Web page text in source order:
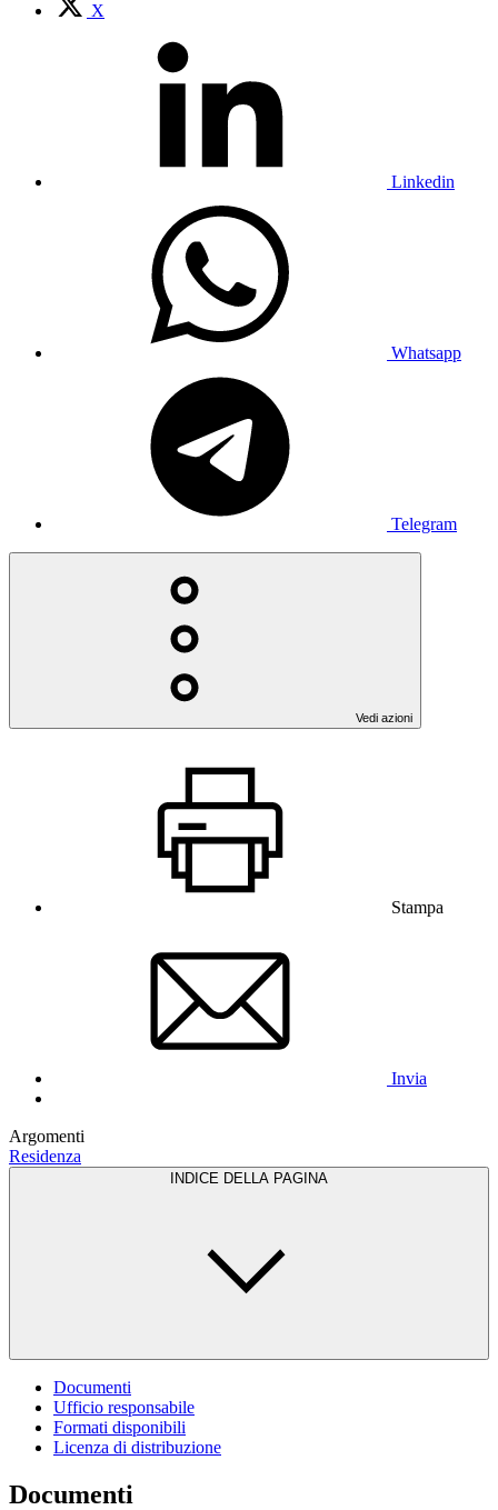
X
Linkedin
Whatsapp
Telegram
Vedi azioni
Stampa
Invia
Argomenti
Residenza
INDICE DELLA PAGINA
Documenti
Ufficio responsabile
Formati disponibili
Licenza di distribuzione
Documenti